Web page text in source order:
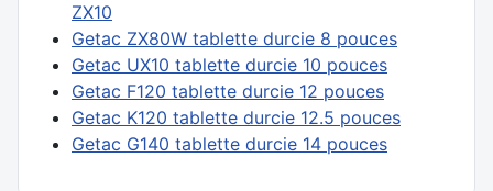
ZX10
Getac ZX80W tablette durcie 8 pouces
Getac UX10 tablette durcie 10 pouces
Getac F120 tablette durcie 12 pouces
Getac K120 tablette durcie 12.5 pouces
Getac G140 tablette durcie 14 pouces